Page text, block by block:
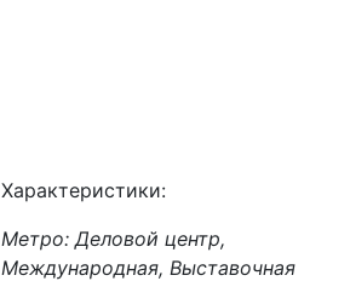
Характеристики:
Метро: Деловой центр,
Международная, Выставочная